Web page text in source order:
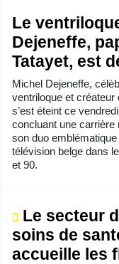
Le
Dejeneffe,
Tatayet, est
Michel Dejeneffe,
ventriloque et créateur
s’est éteint ce
concluant une carrière
son duo emblématique
télévision belge dans
et 90.
Le secteur
soins de
accueille les